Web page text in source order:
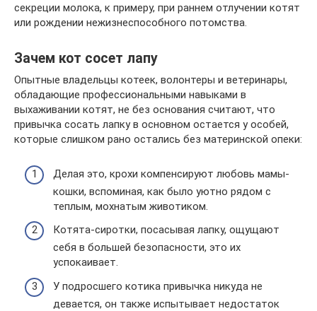
секреции молока, к примеру, при раннем отлучении котят
или рождении нежизнеспособного потомства.
Зачем кот сосет лапу
Опытные владельцы котеек, волонтеры и ветеринары,
обладающие профессиональными навыками в
выхаживании котят, не без основания считают, что
привычка сосать лапку в основном остается у особей,
которые слишком рано остались без материнской опеки:
Делая это, крохи компенсируют любовь мамы-
кошки, вспоминая, как было уютно рядом с
теплым, мохнатым животиком.
Котята-сиротки, посасывая лапку, ощущают
себя в большей безопасности, это их
успокаивает.
У подросшего котика привычка никуда не
девается, он также испытывает недостаток